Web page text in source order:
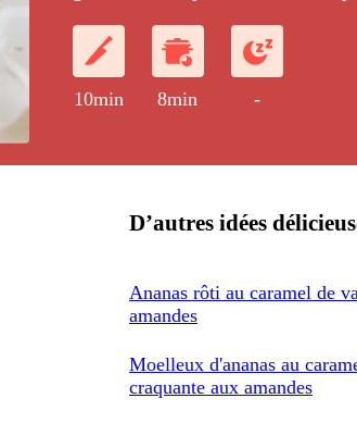
10min 8min -
D’autres idées
Ananas rôti au caramel de
amandes
Moelleux d'ananas au
craquante aux amandes